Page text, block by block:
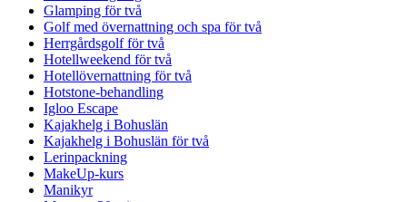
Glamping för två
Golf med övernattning och spa för två
Herrgårdsgolf för två
Hotellweekend för två
Hotellövernattning för två
Hotstone-behandling
Igloo Escape
Kajakhelg i Bohuslän
Kajakhelg i Bohuslän för två
Lerinpackning
MakeUp-kurs
Manikyr